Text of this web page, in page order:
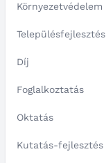
Környezetvédelem
Településfejlesztés
Díj
Foglalkoztatás
Oktatás
Kutatás-fejlesztés